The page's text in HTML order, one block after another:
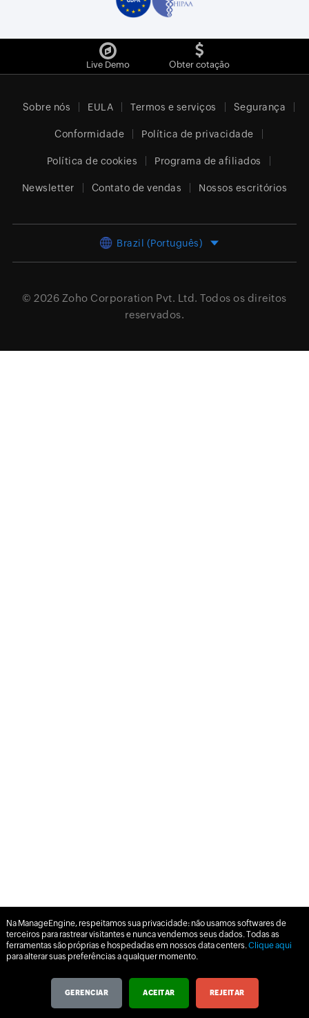
Live Demo Obter cotação
Sobre nós EULA Termos e serviços Segurança
Conformidade Política de privacidade
Política de cookies Programa de afiliados
Newsletter Contato de vendas Nossos escritórios
Brazil (Português)
© 2026 Zoho Corporation Pvt. Ltd. Todos os direitos
reservados.
Na ManageEngine, respeitamos sua privacidade: não usamos softwares de
terceiros para rastrear visitantes e nunca vendemos seus dados. Todas as
ferramentas são próprias e hospedadas em nossos data centers.Clique aqui
para alterar suas preferências a qualquer momento.
GERENCIAR ACEITAR REJEITAR